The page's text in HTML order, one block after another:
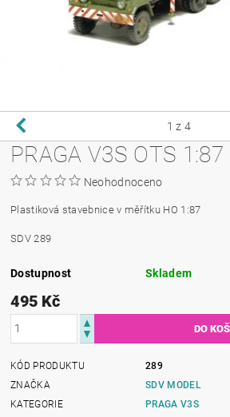
1 z 4
PRAGA V3S OTS 1:87
Neohodnoceno
Plastiková stavebnice v měřítku HO 1:87
SDV 289
Dostupnost Skladem
495 Kč
KÓD PRODUKTU
289
ZNAČKA
SDV MODEL
KATEGORIE
PRAGA V3S